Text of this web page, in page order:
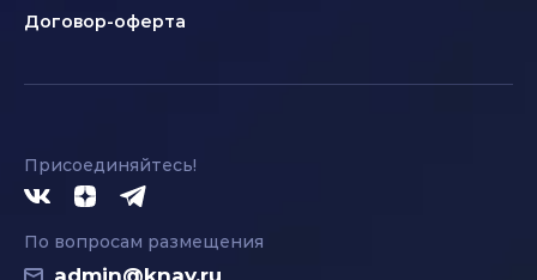
Договор-оферта
Присоединяйтесь!
По вопросам размещения
admin@knay.ru